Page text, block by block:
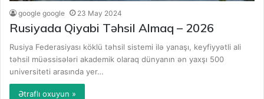
google google 23 May 2024
Rusiyada Qiyabi Təhsil Almaq – 2026
Rusiya Federasiyası köklü təhsil sistemi ilə yanaşı, keyfiyyətli ali
təhsil müəssisələri akademik olaraq dünyanın ən yaxşı 500
universiteti arasında yer…
Ətraflı oxuyun »